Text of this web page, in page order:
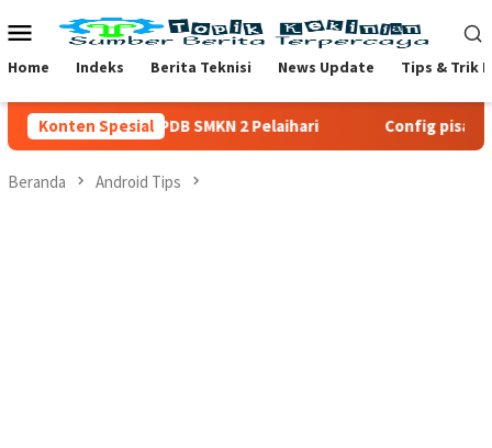
ke
Menu
Mobile
Home Indeks Berita Teknisi News Update Tips & Trik
Konten Spesial
PPDB SMKN 2 Pelaihari Config pisah trafik
Beranda Android Tips